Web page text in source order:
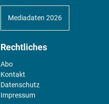
Mediadaten 2026
Rechtliches
Abo
Kontakt
Datenschutz
Impressum